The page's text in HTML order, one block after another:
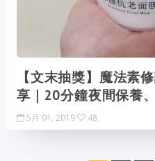
【文末抽獎】魔法素
享｜20分鐘夜間保養
5月 01, 2019 48